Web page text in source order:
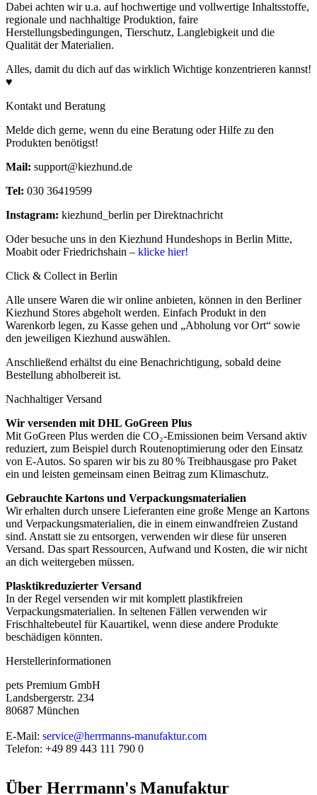
Rohprotein
Rohasche
1,1%
Rohfaser
Feuchtigkeit
Dabei achten wir u.a. auf hochwertige und vollwertige Inhaltsstoffe,
regionale und nachhaltige Produktion, faire
Herstellungsbedingungen, Tierschutz, Langlebigkeit und die
Qualität der Materialien.
Alles, damit du dich auf das wirklich Wichtige konzentrieren kannst!
♥
Kontakt und Beratung
Melde dich gerne, wenn du eine Beratung oder Hilfe zu den
Produkten benötigst!
Mail: support@kiezhund.de
Tel: 030 36419599
Instagram: kiezhund_berlin per Direktnachricht
Oder besuche uns in den Kiezhund Hundeshops in Berlin Mitte,
Moabit oder Friedrichshain – klicke hier!
Click & Collect in Berlin
Alle unsere Waren die wir online anbieten, können in den Berliner
Kiezhund Stores abgeholt werden. Einfach Produkt in den
Warenkorb legen, zu Kasse gehen und „Abholung vor Ort“ sowie
den jeweiligen Kiezhund auswählen.
Anschließend erhältst du eine Benachrichtigung, sobald deine
Bestellung abholbereit ist.
Nachhaltiger Versand
Wir versenden mit DHL GoGreen Plus
Mit GoGreen Plus werden die CO₂-Emissionen beim Versand aktiv
reduziert, zum Beispiel durch Routenoptimierung oder den Einsatz
von E-Autos. So sparen wir bis zu 80 % Treibhausgase pro Paket
ein und leisten gemeinsam einen Beitrag zum Klimaschutz.
Gebrauchte Kartons und Verpackungsmaterialien
Wir erhalten durch unsere Lieferanten eine große Menge an Kartons
und Verpackungsmaterialien, die in einem einwandfreien Zustand
sind. Anstatt sie zu entsorgen, verwenden wir diese für unseren
Versand. Das spart Ressourcen, Aufwand und Kosten, die wir nicht
an dich weitergeben müssen.
Plasktikreduzierter Versand
In der Regel versenden wir mit komplett plastikfreien
Verpackungsmaterialien. In seltenen Fällen verwenden wir
Frischhaltebeutel für Kauartikel, wenn diese andere Produkte
beschädigen könnten.
Herstellerinformationen
pets Premium GmbH
Landsbergerstr. 234
80687 München
E-Mail: service@herrmanns-manufaktur.com
Telefon: +49 89 443 111 790 0
Über Herrmann's Manufaktur